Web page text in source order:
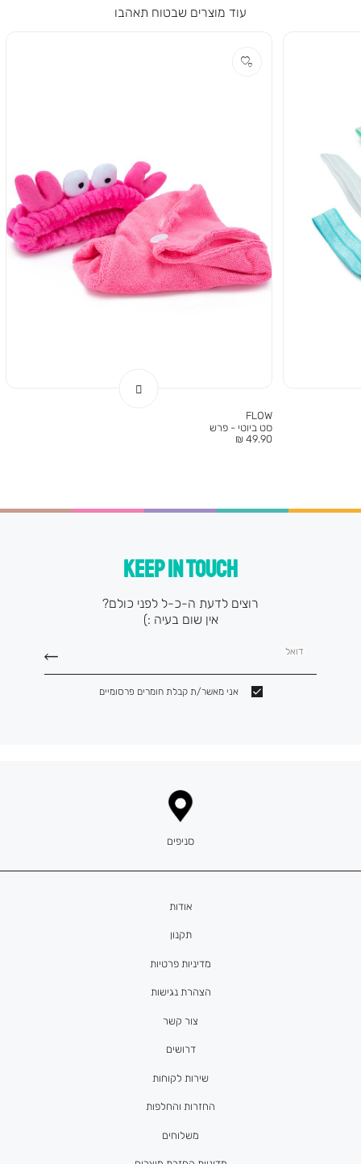
עוד מוצרים שבטוח תאהבו
FLOW
סט ביוטי - פרש
מחיר
49.90 ₪
KEEP IN TOUCH
רוצים לדעת ה-כ-ל לפני כולם?
אין שום בעיה :)
דואל
אני מאשר/ת קבלת חומרים פרסומיים
אודות
תקנון
מדיניות פרטיות
הצהרת נגישות
צור קשר
דרושים
סניפים
שירות לקוחות
החזרות והחלפות
משלוחים